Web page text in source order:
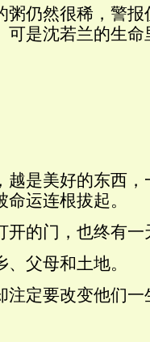
粥仍然很稀，警
可是沈若兰的生
越是美好的东西
运连根拔起。
开的门，也终有
父母和土地。
注定要改变他们一